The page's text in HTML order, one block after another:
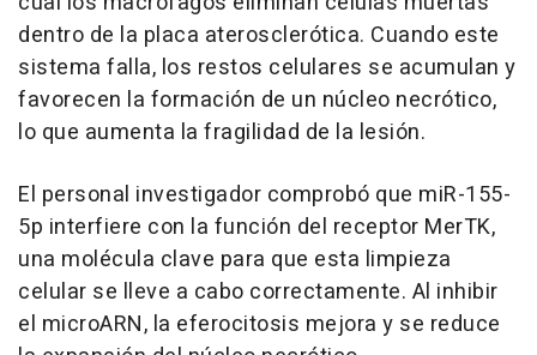
dentro de la placa aterosclerótica. Cuando este
sistema falla, los restos celulares se acumulan y
favorecen la formación de un núcleo necrótico,
lo que aumenta la fragilidad de la lesión.
El personal investigador comprobó que miR-155-
5p interfiere con la función del receptor MerTK,
una molécula clave para que esta limpieza
celular se lleve a cabo correctamente. Al inhibir
el microARN, la eferocitosis mejora y se reduce